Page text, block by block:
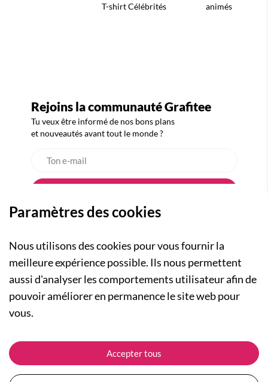
T-shirt Célébrités
animés
Rejoins la communauté Grafitee
Tu veux être informé de nos bons plans
et nouveautés avant tout le monde ?
A PROPOS
Qui sommes-nous ?
Actualités
Nos engagements
Plan du site
NOS RUBRIQUES
Collection Femme
Collection Enfants
ASSISTANCE
Suivre ma commande
Expédition et livraison
Paramètres des cookies
Nous utilisons des cookies pour vous fournir la
meilleure expérience possible. Ils nous permettent
aussi d'analyser les comportements utilisateur afin de
pouvoir améliorer en permanence le site web pour
vous.
Accepter tous